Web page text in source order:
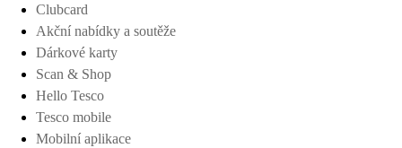
Clubcard
Akční nabídky a soutěže
Dárkové karty
Scan & Shop
Hello Tesco
Tesco mobile
Mobilní aplikace